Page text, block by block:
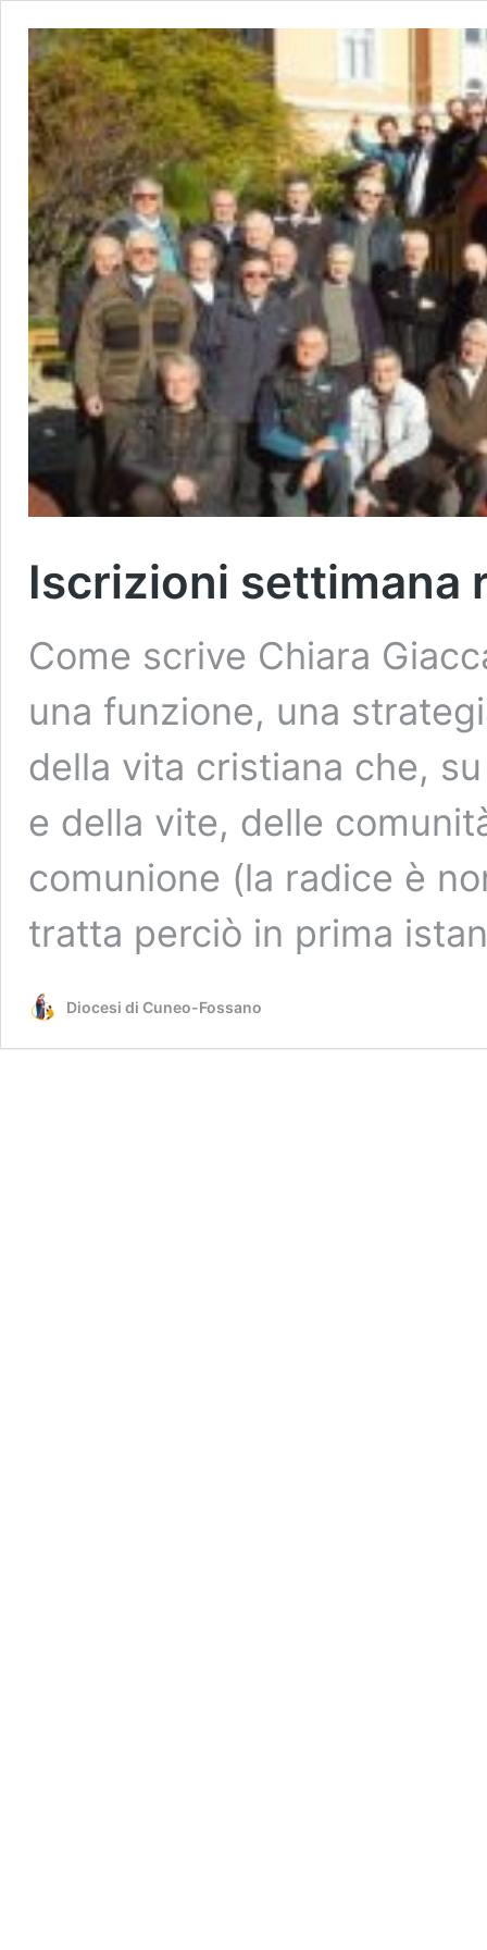
Iscrizioni settimana
Come scrive Chiara
una funzione, una
della vita cristiana che,
e della vite, delle
comunione (la radice è
tratta perciò in prima
Diocesi di Cuneo-Fossano